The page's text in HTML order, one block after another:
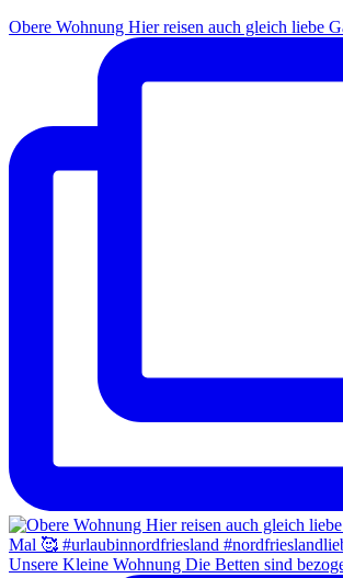
Obere Wohnung Hier reisen auch gleich liebe
Unsere Kleine Wohnung Die Betten sind